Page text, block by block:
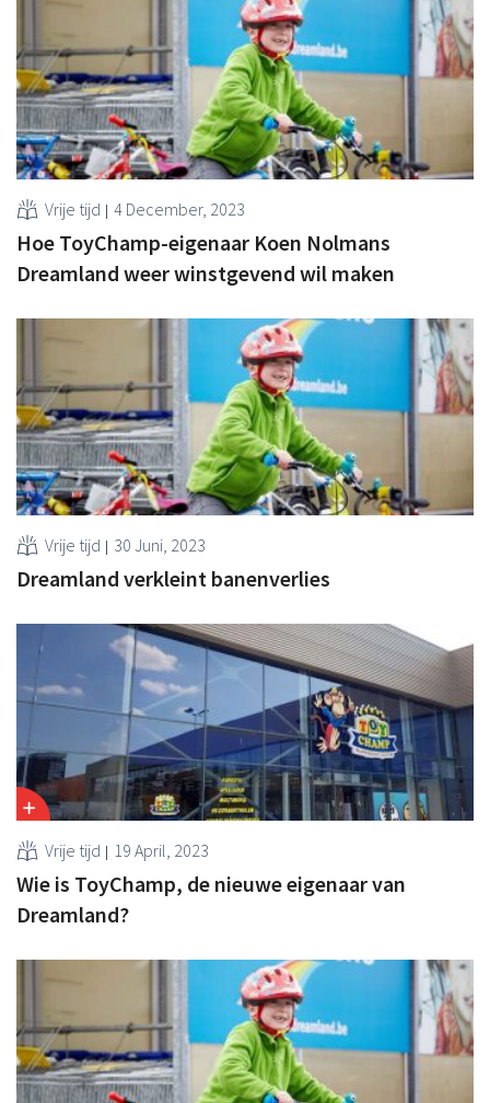
Vrije tijd 4 December, 2023
Hoe ToyChamp-eigenaar Koen Nolmans
Dreamland weer winstgevend wil maken
Vrije tijd 30 Juni, 2023
Dreamland verkleint banenverlies
Vrije tijd 19 April, 2023
Wie is ToyChamp, de nieuwe eigenaar van
Dreamland?